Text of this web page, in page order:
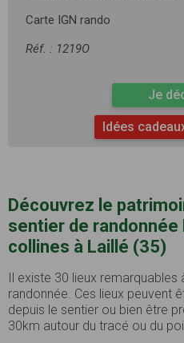
Carte IGN rando
Réf. : 1219O
Je
Idées
Découvrez le
sentier de randonnée
collines à Laillé (35)
Il existe 30 lieux
randonnée. Ces lieux peuvent
depuis le sentier ou bien être
30km autour du tracé ou du